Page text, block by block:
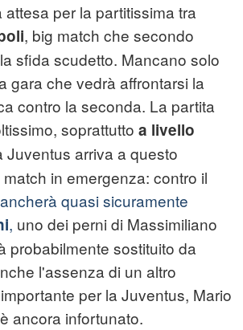
per la partitissima tra
, big match che secondo
sfida scudetto. Mancano solo
gara che vedrà affrontarsi la
contro la seconda. La partita
soprattutto a livello
Juventus arriva a questo
in emergenza: contro il
quasi sicuramente
, uno dei perni di Massimiliano
probabilmente sostituito da
l'assenza di un altro
per la Juventus, Mario
ancora infortunato.